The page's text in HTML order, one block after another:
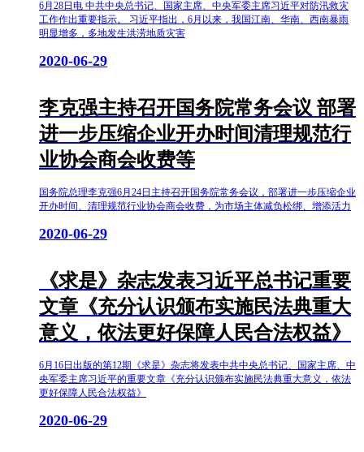
6月28日电 中共中央总书记、国家主席、中央军委主席习近平对防汛救灾
工作作出重要指示。 习近平指出，6月以来，我国江南、华南、西南暴雨
明显增多，多地发生洪涝地质灾害
2020-06-29
李克强主持召开国务院常务会议 部署
进一步压缩企业开办时间清理规范行
业协会商会收费等
国务院总理李克强6月24日主持召开国务院常务会议，部署进一步压缩企业
开办时间、清理规范行业协会商会收费，为市场主体减负松绑、增添活力
2020-06-29
《求是》杂志发表习近平总书记重要
文章《充分认识颁布实施民法典重大
意义，依法更好保障人民合法权益》
6月16日出版的第12期《求是》杂志将发表中共中央总书记、国家主席、中
央军委主席习近平的重要文章《充分认识颁布实施民法典重大意义，依法
更好保障人民合法权益》
2020-06-29